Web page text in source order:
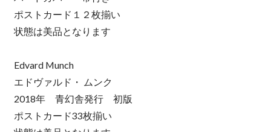
ポストカード１２枚揃い
状態は美品となります
Edvard Munch
エドヴァルド・ ムンク
2018年 青幻舎発行 初版
ポストカード33枚揃い